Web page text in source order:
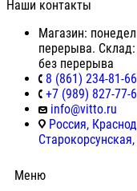
Наши контакты
Магазин:
перерыва.
без перерыва
8 (861) 234-81-
+7 (989) 827-77-
info@vitto.ru
Россия,
Меню